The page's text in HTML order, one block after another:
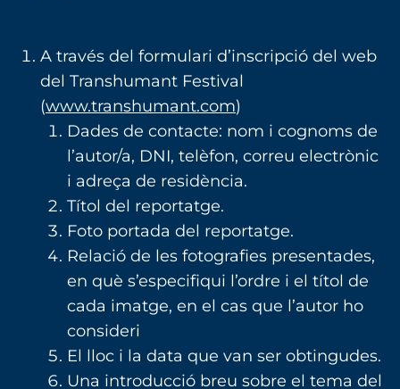
A través del formulari d’inscripció del web
del Transhumant Festival
(www.transhumant.com)
Dades de contacte: nom i cognoms de
l’autor/a, DNI, telèfon, correu electrònic
i adreça de residència.
Títol del reportatge.
Foto portada del reportatge.
Relació de les fotografies presentades,
en què s’especifiqui l’ordre i el títol de
cada imatge, en el cas que l’autor ho
consideri
El lloc i la data que van ser obtingudes.
Una introducció breu sobre el tema del